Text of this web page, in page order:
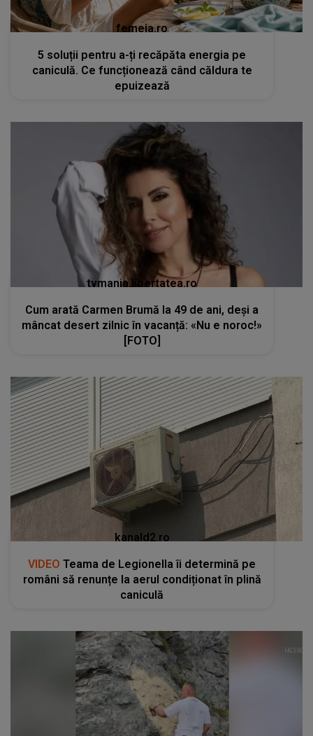
femeia.ro
5 soluții pentru a-ți recăpăta energia pe
caniculă. Ce funcționează când căldura te
epuizează
tvmania.libertatea.ro
Cum arată Carmen Brumă la 49 de ani, deși a
mâncat desert zilnic în vacanță: «Nu e noroc!»
[FOTO]
kanald2.ro
VIDEO Teama de Legionella îi determină pe
români să renunțe la aerul condiționat în plină
caniculă